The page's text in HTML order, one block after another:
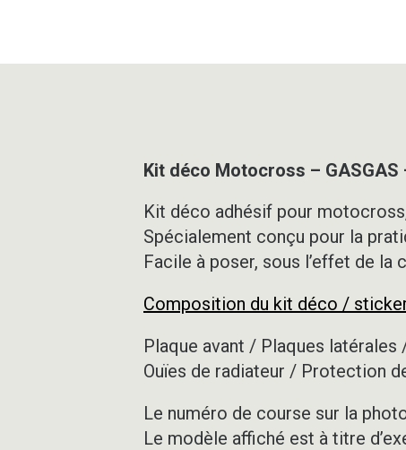
Kit déco Motocross – GASGAS
Kit déco adhésif pour
Spécialement conçu pour la
Facile à poser, sous l’effet de la
Composition du kit déco /
Plaque avant / Plaques
Ouïes de radiateur / Protection
Le numéro de course sur la
Le modèle affiché est à titre